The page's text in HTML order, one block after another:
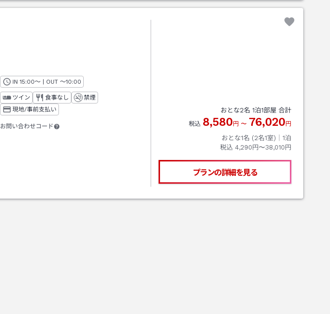
IN チェックイン
15:00～ | OUT チェックアウト
～10:00
ツイン 食事なし
禁煙
現地/事前支払い
お問い合わせコード
おとな2名 1泊1部屋 合計
税込 8,580円 〜 76,020円
おとな1名 (2名1室)｜ 1泊
税込 4,290円〜38,010円
プランの詳細を見る